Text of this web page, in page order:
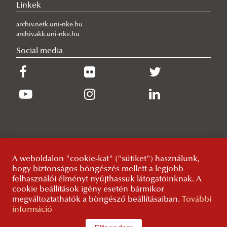
Életünk képekben
Rendezvények
Hálózattudományi Kutatóműhely
Kormányzat, Kormányzás és Közpolitikai Rendszerek
Kutatóműhely vezető
Kutatók
Eredményeink
Galéria
Publikációk
Kutatóink
Eredményeink
Küldetésünk
Rendezvényeink
Publikációink
Kutatóink
Céljaink
Eredményeink
Bemutatkozás
Kutatóink
Céljaink
Széll Kálmán Állampénzügyi Kutatóműhely
Az intézet küldetése, társadalmi felelősségvállalása
A névadóról
Tudomány és társadalom Kutatóműhely
Bemutatkozás
Választás és Képviselet Kutatóműhely
Linkek
archiv.netk.uni-nke.hu
archiv.akk.uni-nke.hu
Social media
A weboldalon "cookie-kat" ("sütiket") használunk,
hogy biztonságos böngészés mellett a legjobb
felhasználói élményt nyújthassuk látogatóinknak. A
cookie beállítások igény esetén bármikor
megváltoztathatók a böngésző beállításaiban. További
információ